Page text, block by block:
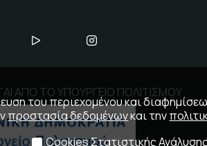
ΑΠΟ ΤΟ ΥΠΟΥΡΓΕΙΟ ΠΟΛΙΤΙΣΜΟΥ
του περιεχομένου και
προστασία δεδομένωνκαι την
Cookies Στατιστικής Ανάλυσης